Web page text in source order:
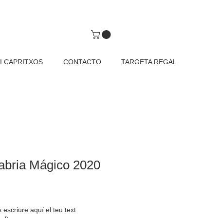
CAPRITXOS CONTACTO TARGETA REGAL
Mágico 2020
escriure aquí el teu text